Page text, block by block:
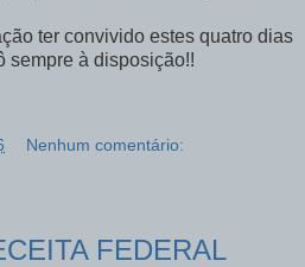
ter convivido estes quatro dias
sempre à disposição!!
Nenhum comentário:
FEDERAL